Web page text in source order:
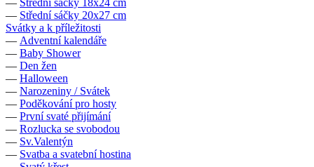
— Střední sáčky 20x27 cm
Svátky a k příležitosti
— Adventní kalendáře
— Baby Shower
— Den žen
— Halloween
— Narozeniny / Svátek
— Poděkování pro hosty
— První svaté přijímání
— Rozlucka se svobodou
— Sv.Valentýn
— Svatba a svatební hostina